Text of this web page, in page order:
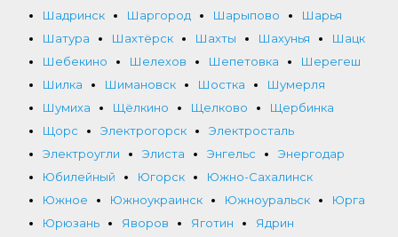
Шадринск
Шаргород Шарыпово
Шарья
Шатура
Шахтёрск Шахты Шахунья
Шацк
Шебекино
Шелехов Шепетовка
Шерегеш
Шилка
Шимановск Шостка
Шумерля
Шумиха
Щёлкино Щелково
Щербинка
Щорс
Электрогорск
Электросталь
Электроугли
Элиста Энгельс
Энергодар
Юбилейный
Югорск
Южно-Сахалинск
Южное
Южноукраинск Южноуральск
Юрга
Юрюзань
Яворов Яготин
Ядрин